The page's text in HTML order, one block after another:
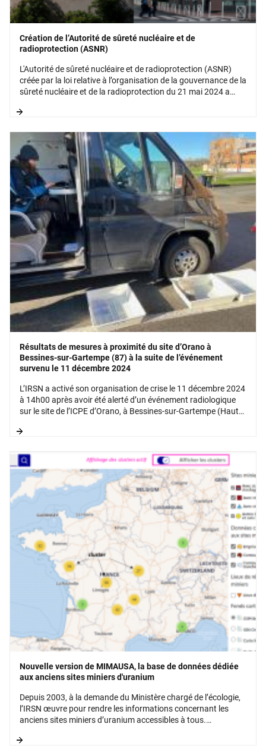
Création de l’Autorité de sûreté nucléaire et de
radioprotection (ASNR)
L'Autorité de sûreté nucléaire et de radioprotection (ASNR)
créée par la loi relative à l’organisation de la gouvernance de la
sûreté nucléaire et de la radioprotection du 21 mai 2024 a
l’Autorité de sûreté nucléaire (ASN) et de l’Institut de
Résultats de mesures à proximité du site d’Orano à
Bessines-sur-Gartempe (87) à la suite de l’événement
survenu le 11 décembre 2024
L’IRSN a activé son organisation de crise le 11 décembre 2024
à 14h00 après avoir été alerté d’un événement radiologique
sur le site de l’ICPE d’Orano, à Bessines-sur-Gartempe (Haute
Nouvelle version de MIMAUSA, la base de données dédiée
aux anciens sites miniers d'uranium
Depuis 2003, à la demande du Ministère chargé de l’écologie,
l’IRSN œuvre pour rendre les informations concernant les
anciens sites miniers d’uranium accessibles à tous.
informations sont consultables via une application WEB